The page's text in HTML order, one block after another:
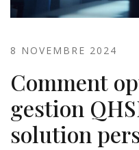
8 NOVEMBRE 2024
Comment
gestion
solution